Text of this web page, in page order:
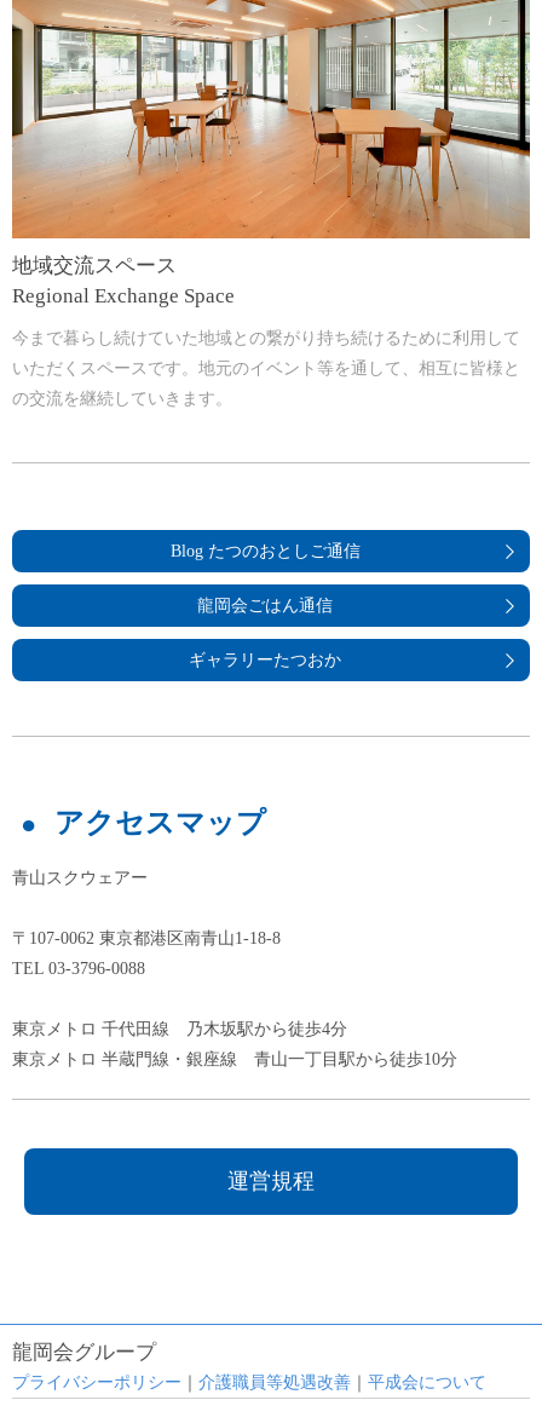
地域交流スペース
Regional Exchange Space
今まで暮らし続けていた地域との繋がり持ち続けるために利用して
いただくスペースです。地元のイベント等を通して、相互に皆様と
の交流を継続していきます。
Blog たつのおとしご通信
龍岡会ごはん通信
ギャラリーたつおか
アクセスマップ
青山スクウェアー
〒107-0062 東京都港区南青山1-18-8
TEL 03-3796-0088
東京メトロ 千代田線 乃木坂駅から徒歩4分
東京メトロ 半蔵門線・銀座線 青山一丁目駅から徒歩10分
運営規程
龍岡会グループ
プライバシーポリシー 介護職員等処遇改善 平成会について